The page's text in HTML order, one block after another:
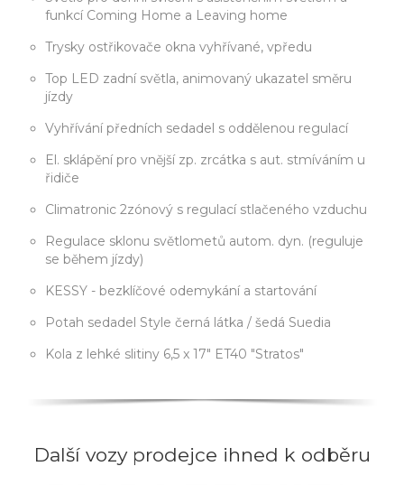
funkcí Coming Home a Leaving home
Trysky ostřikovače okna vyhřívané, vpředu
Top LED zadní světla, animovaný ukazatel směru
jízdy
Vyhřívání předních sedadel s oddělenou regulací
El. sklápění pro vnější zp. zrcátka s aut. stmíváním u
řidiče
Climatronic 2zónový s regulací stlačeného vzduchu
Regulace sklonu světlometů autom. dyn. (reguluje
se během jízdy)
KESSY - bezklíčové odemykání a startování
Potah sedadel Style černá látka / šedá Suedia
Kola z lehké slitiny 6,5 x 17" ET40 "Stratos"
Další vozy prodejce ihned k odběru